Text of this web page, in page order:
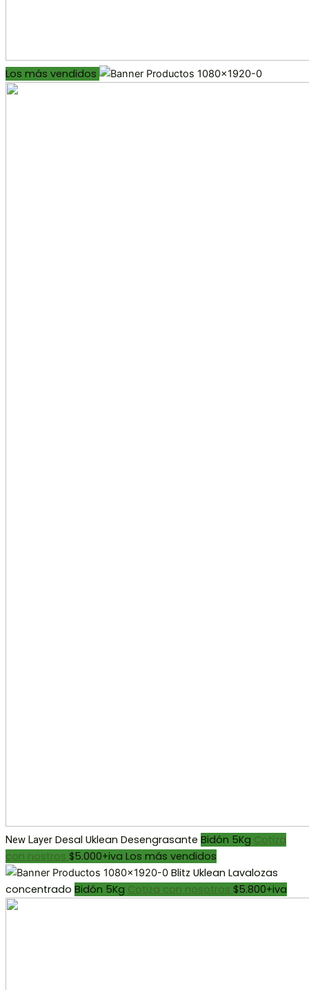
Los más vendidos
New Layer Desal Uklean Desengrasante Bidón 5Kg Cotiza
con nostros $5.000+iva Los más vendidos
Blitz Uklean Lavalozas
concentrado Bidón 5Kg Cotiza con nosotros $5.800+iva